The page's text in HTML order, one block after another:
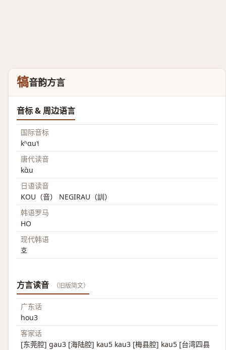
犒音韵方言
音标 & 周边语言
国际音标
kʰɑu˥˧
唐代读音
kɑ̀u
日语读音
KOU（音） NEGIRAU（訓）
韩语罗马
HO
现代韩语
호
方言读音 （旧版简文）
广东话
hou3
客家话
[东莞腔] gau3 [海陆腔] kau5 kau3 [梅县腔] kau5 [台湾四县